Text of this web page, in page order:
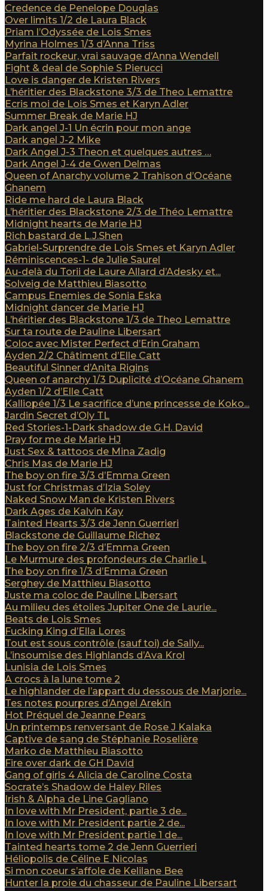
Credence de Penelope Douglas
Over limits 1/2 de Laura Black
Priam l’Odyssée de Lois Smes
Myrina Holmes 1/3 d’Anna Triss
Parfait rockeur, vrai sauvage d’Anna Wendell
Fight & deal de Sophie S Pierucci
Love is danger de Kristen Rivers
L’héritier des Blackstone 3/3 de Theo Lemattre
Ecris moi de Lois Smes et Karyn Adler
Summer Break de Marie HJ
Dark angel J-1 Un écrin pour mon ange
Dark angel J-2 Mike
Dark Angel J-3 Theon et quelques autres …
Dark Angel J-4 de Gwen Delmas
Queen of Anarchy volume 2 Trahison d’Océane
Ghanem
Ride me hard de Laura Black
L’héritier des Blackstone 2/3 de Théo Lemattre
Midnight hearts de Marie HJ
Rich bastard de L.J.Shen
Gabriel-Surprendre de Lois Smes et Karyn Adler
Réminiscences-1- de Julie Saurel
Au-delà du Torii de Laure Allard d’Adesky et...
Solveig de Matthieu Biasotto
Campus Enemies de Sonia Eska
Midnight dancer de Marie HJ
L’héritier des Blackstone 1/3 de Theo Lemattre
Sur ta route de Pauline Libersart
Coloc avec Mister Perfect d’Erin Graham
Ayden 2/2 Châtiment d’Elle Catt
Beautiful Sinner d’Anita Rigins
Queen of anarchy 1/3 Duplicité d’Océane Ghanem
Ayden 1/2 d’Elle Catt
Kalliopée 1/3 Le sacrifice d’une princesse de Koko...
Jardin Secret d’Oly TL
Red Stories-1-Dark shadow de G.H. David
Pray for me de Marie HJ
Just Sex & tattoos de Mina Zadig
Chris Mas de Marie HJ
The boy on fire 3/3 d’Emma Green
Just for Christmas d’Izia Soley
Naked Snow Man de Kristen Rivers
Dark Ages de Kalvin Kay
Tainted Hearts 3/3 de Jenn Guerrieri
Blackstone de Guillaume Richez
The boy on fire 2/3 d’Emma Green
Le Murmure des profondeurs de Charlie L
The boy on fire 1/3 d’Emma Green
Serghey de Matthieu Biasotto
Juste ma coloc de Pauline Libersart
Au milieu des étoiles Jupiter One de Laurie...
Beats de Lois Smes
Fucking King d’Ella Lores
Tout est sous contrôle (sauf toi) de Sally...
L’insoumise des Highlands d’Ava Krol
Lunisia de Lois Smes
A crocs à la lune tome 2
Le highlander de l’appart du dessous de Marjorie...
Tes notes pourpres d’Angel Arekin
Hot Préquel de Jeanne Pears
Un printemps renversant de Rose J Kalaka
Captive de sang de Stéphanie Roselière
Marko de Matthieu Biasotto
Fire over dark de GH David
Gang of girls 4 Alicia de Caroline Costa
Socrate’s Shadow de Haley Riles
Irish & Alpha de Line Gagliano
In love with Mr President, partie 3 de...
In love with Mr President partie 2 de...
In love with Mr President partie 1 de...
Tainted hearts tome 2 de Jenn Guerrieri
Héliopolis de Céline E Nicolas
Si mon coeur s’affole de Kelilane Bee
Hunter la proie du chasseur de Pauline Libersart